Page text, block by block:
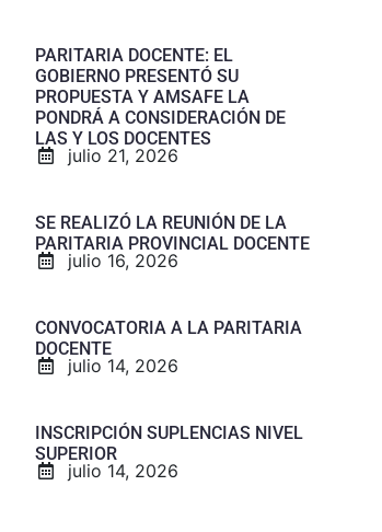
PARITARIA DOCENTE: EL
GOBIERNO PRESENTÓ SU
PROPUESTA Y AMSAFE LA
PONDRÁ A CONSIDERACIÓN DE
LAS Y LOS DOCENTES
julio 21, 2026
SE REALIZÓ LA REUNIÓN DE LA
PARITARIA PROVINCIAL DOCENTE
julio 16, 2026
CONVOCATORIA A LA PARITARIA
DOCENTE
julio 14, 2026
INSCRIPCIÓN SUPLENCIAS NIVEL
SUPERIOR
julio 14, 2026